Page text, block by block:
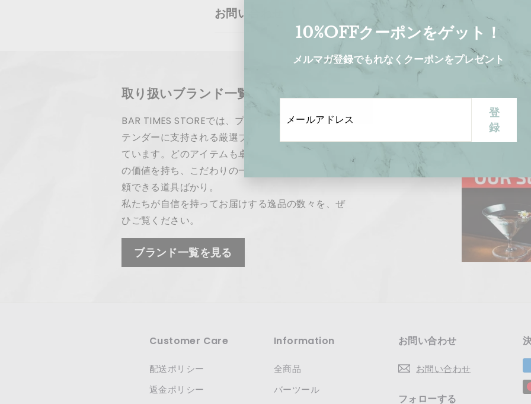
10%OFFクーポンをゲット！
メルマガ登録でもれなくクーポンをプレゼント
ー
ル
ド
ス
録
登
録
お問い合わせ
取り扱いブランド一覧
BAR TIMES STOREでは、プロフェッショナルバー
テンダーに支持される厳選ブランドのみを取り扱っ
ています。どのアイテムも卓越した品質と唯一無二
の価値を持ち、こだわりの一杯を生み出すための信
頼できる道具ばかり。
私たちが自信を持ってお届けする逸品の数々を、ぜ
ひご覧ください。
ブランド一覧を見る
Customer Care
配送ポリシー
返金ポリシー
Information
全商品
バーツール
お問い合わせ
お問い合わせ
フォローする